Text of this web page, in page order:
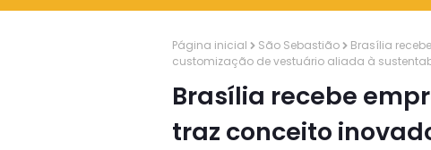
Página inicial São Sebastião
Brasília
customização de vestuário aliada à
Brasília recebe
traz conceito